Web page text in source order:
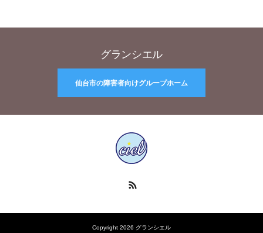
グランシエル
仙台市の障害者向けグループホーム
Copyright 2026 グランシエル